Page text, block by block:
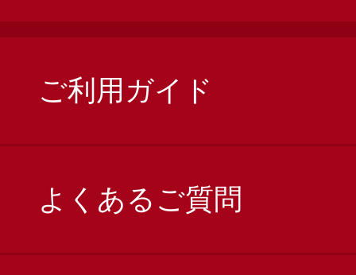
ご利用ガイド
よくあるご質問